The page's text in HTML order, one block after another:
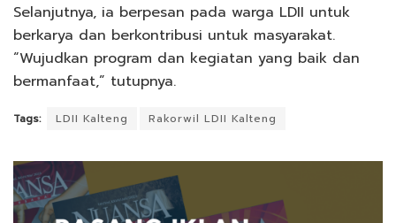
Selanjutnya, ia berpesan pada warga LDII untuk
berkarya dan berkontribusi untuk masyarakat.
“Wujudkan program dan kegiatan yang baik dan
bermanfaat,” tutupnya.
Tags: LDII Kalteng Rakorwil LDII Kalteng